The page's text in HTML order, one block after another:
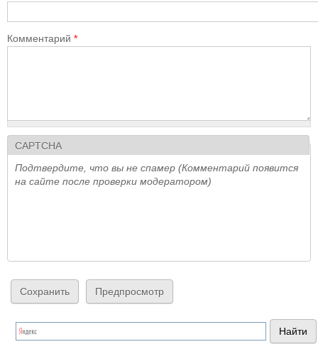
Комментарий *
CAPTCHA
Подтвердите, что вы не спамер (Комментарий появится
на сайте после проверки модератором)